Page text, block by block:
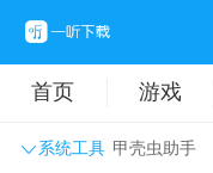
首页 游戏
系统工具 甲壳虫助手